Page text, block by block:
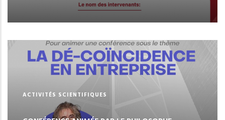
ACTIVITÉS SCIENTIFIQUES